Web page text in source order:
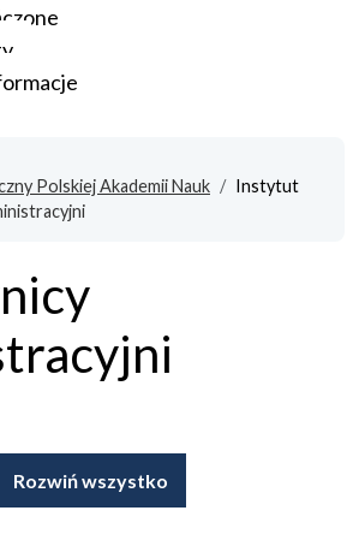
Polskiej Akademii Nauk
Instytut
Rozwiń wszystko